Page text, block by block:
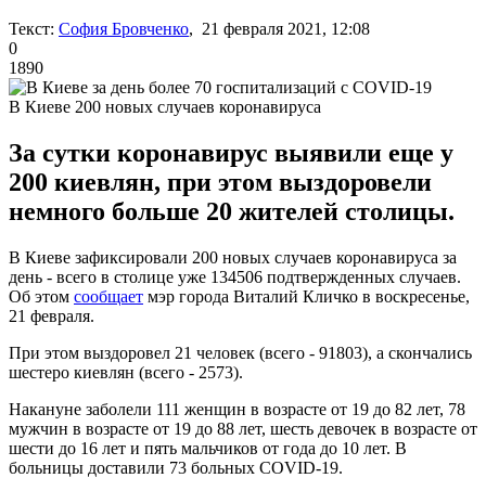
Текст: София Бровченко, 21 февраля 2021, 12:08
0
1890
В Киеве 200 новых случаев коронавируса
За сутки коронавирус выявили еще у
200 киевлян, при этом выздоровели
немного больше 20 жителей столицы.
В Киеве зафиксировали 200 новых случаев коронавируса за
день - всего в столице уже 134506 подтвержденных случаев.
Об этом сообщает мэр города Виталий Кличко в воскресенье,
21 февраля.
При этом выздоровел 21 человек (всего - 91803), а скончались
шестеро киевлян (всего - 2573).
Накануне заболели 111 женщин в возрасте от 19 до 82 лет, 78
мужчин в возрасте от 19 до 88 лет, шесть девочек в возрасте от
шести до 16 лет и пять мальчиков от года до 10 лет. В
больницы доставили 73 больных COVID-19.